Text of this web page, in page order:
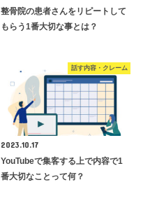
整骨院の患者さんをリピートして
もらう1番大切な事とは？
話す内容・クレーム
2023.10.17
YouTubeで集客する上で内容で1
番大切なことって何？